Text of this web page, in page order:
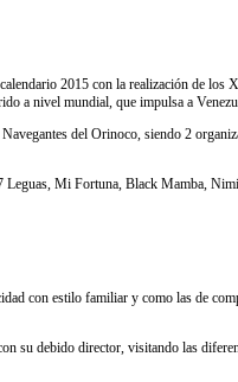
2015 con la realización de
a nivel mundial, que impulsa a
del Orinoco, siendo 2
Mi Fortuna, Black Mamba,
con estilo familiar y como las de
su debido director, visitando las